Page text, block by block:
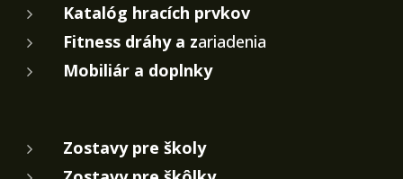
Katalóg hracích prvkov
Fitness dráhy a zariadenia
Mobiliár a doplnky
Zostavy pre školy